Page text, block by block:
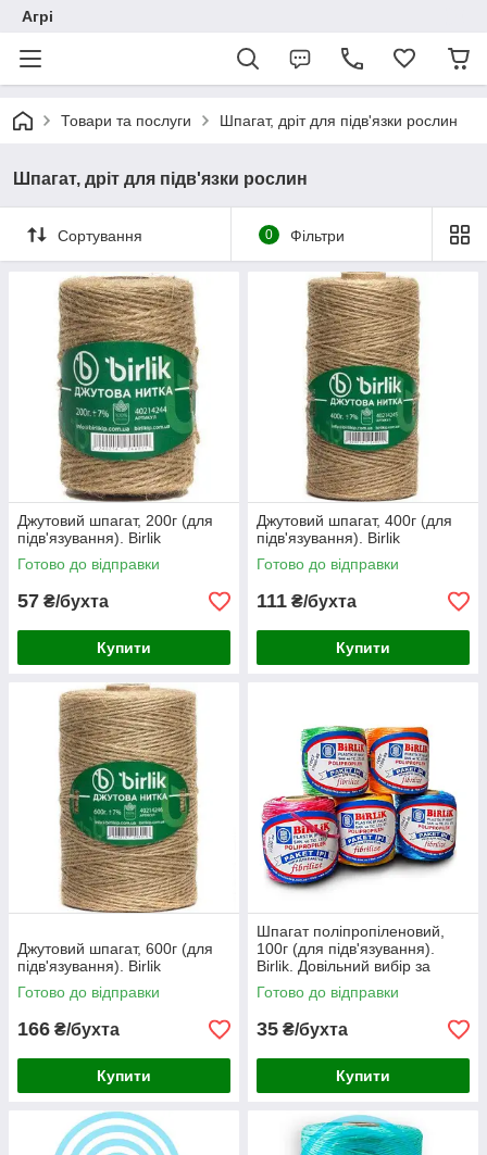
Агрі
Товари та послуги Шпагат, дріт для підв'язки рослин
Шпагат, дріт для підв'язки рослин
Сортування 0 Фільтри
Джутовий шпагат, 200г (для
підв'язування). Birlik
Готово до відправки
57 ₴/бухта
Купити
Джутовий шпагат, 400г (для
підв'язування). Birlik
Готово до відправки
111 ₴/бухта
Купити
Джутовий шпагат, 600г (для
підв'язування). Birlik
Готово до відправки
166 ₴/бухта
Купити
Шпагат поліпропіленовий,
100г (для підв'язування).
Birlik. Довільний вибір за
кольором.
Готово до відправки
35 ₴/бухта
Купити